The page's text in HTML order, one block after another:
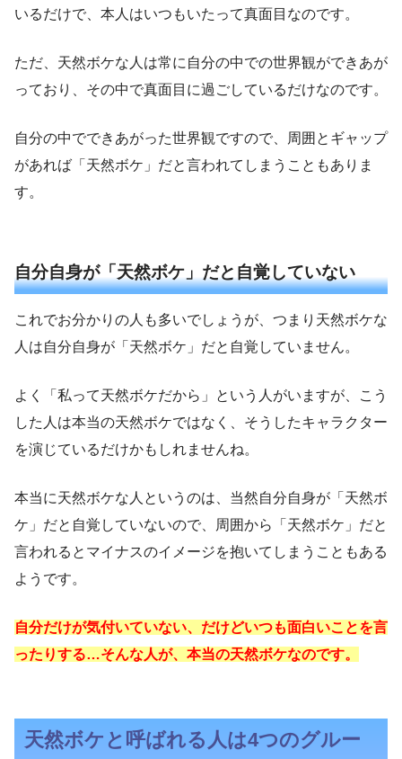
いるだけで、本人はいつもいたって真面目なのです。
ただ、天然ボケな人は常に自分の中での世界観ができあが
っており、その中で真面目に過ごしているだけなのです。
自分の中でできあがった世界観ですので、周囲とギャップ
があれば「天然ボケ」だと言われてしまうこともありま
す。
自分自身が「天然ボケ」だと自覚していない
これでお分かりの人も多いでしょうが、つまり天然ボケな
人は自分自身が「天然ボケ」だと自覚していません。
よく「私って天然ボケだから」という人がいますが、こう
した人は本当の天然ボケではなく、そうしたキャラクター
を演じているだけかもしれませんね。
本当に天然ボケな人というのは、当然自分自身が「天然ボ
ケ」だと自覚していないので、周囲から「天然ボケ」だと
言われるとマイナスのイメージを抱いてしまうこともある
ようです。
自分だけが気付いていない、だけどいつも面白いことを言
ったりする…そんな人が、本当の天然ボケなのです。
天然ボケと呼ばれる人は4つのグルー